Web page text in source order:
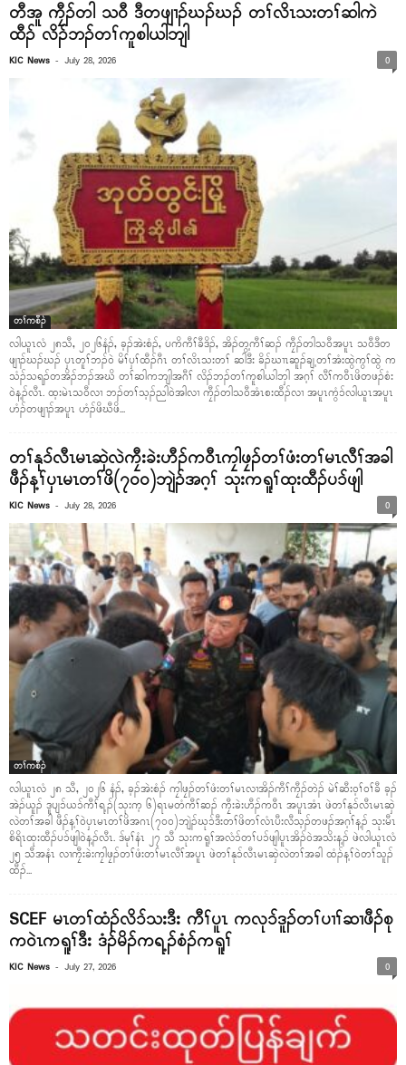
တီအူ ကၠီၣ်တါ သဝီ ဒီတဖျၢၣ်ဃၣ်ဃၣ် တၢ်လိၤသးတၢ်ဆါကဲ
ထီၣ် လိၣ်ဘၣ်တၢ်ကူစါယါဘျါ
KIC News - July 28, 2026 0
တၢ်ကစီၣ်
လါယူၤလံ ၂၈သီ, ၂၀၂၆နံၣ်, ခ့ၣ်အဲးစံၣ်, ပကိကီၢ်ခီဒိၣ်, အိၣ်တွ့ကီၢ်ဆၣ် ကၠီၣ်တါသဝီအပူၤ သဝီဒီတ
ဖျၢၣ်ဃၣ်ဃၣ် ပှၤတူၢ်ဘၣ်ဝဲ မိၢ်ပှၢ်ထီၣ်ဂီၤ တၢ်လိၤသးတၢ် ဆါဒီး ခိၣ်ဃၢၤဆူၣ်ချ့တၢ်အံးထွဲကွၢ်ထွဲ က
သံၣ်သရၣ်တအိၣ်ဘၣ်အဃိ တၢ်ဆါကဘျါအဂီၢ် လိၣ်ဘၣ်တၢ်ကူစါယါဘှါ အဂ့ၢ် လီၢ်ကဝီၤဖိတဖၣ်စံး
ဝဲန့ၣ်လီၤ. ထ့းမဲၤသဝီလၢ ဘၣ်တၢ်သ့ၣ်ညါဝဲအါလၢ ကၠီၣ်တါသဝီအံၤစးထီၣ်လၢ အပူၤကွံၥ်လါယူၤအပူၤ
ဟံၣ်တဖျၢၣ်အပူၤ ဟံၣ်ဖိဃီဖိ...
တၢ်နုၥ်လီၤမၤဆှဲလဲကၠီးခဲးဟီၣ်ကဝီၤကၠါဖၠၣ်တၢ်ဖံးတၢ်မၤလီၢ်အခါ
ဖီၣ်န့ၢ်ပှၤမၤတၢ်ဖိ(၇၀၀)ဘျဲၣ်အဂ့ၢ် သုးကရူၢ်ထုးထီၣ်ပၥ်ဖျါ
KIC News - July 28, 2026 0
တၢ်ကစီၣ်
လါယူၤလံ ၂၈ သီ, ၂၀၂၆ နံၣ်, ခ့ၣ်အဲးစံၣ် ကၠါဖၠၣ်တၢ်ဖံးတၢ်မၤလၢအိၣ်ကီၢ်ကၠီၣ်တဲၣ် မဲၢ်ဆီးဝ့ၢ်ဝၢ်ခီ ခ့ၣ်
အဲၣ်ယူၣ် ဒူပျၥ်ယၥ်ကီၢ်ရ့ၣ်(သုးက့ ၆)ရၤမတံကီၢ်ဆၣ် ကၠီးခဲးဟီၣ်ကဝီၤ အပူၤအံၤ ဖဲတၢ်နုၥ်လီၤမၤဆှဲ
လဲတၢ်အခါ ဖီၣ်န့ၢ်ဝဲပှၤမၤတၢ်ဖိအဂၤ(၇၀၀)ဘျဲၣ်ဃုၥ်ဒီးတၢ်ဖိတၢ်လံၤပီးလီသ့ၣ်တဖၣ်အဂ့ၢ်န့ၣ် သုးမီၤ
စိရိၤထုးထီၣ်ပၥ်ဖျါဝဲန့ၣ်လီၤ. ဒ်မုၢ်နံၤ ၂၇ သီ သုးကရူၢ်အလံၥ်တၢ်ပၥ်ဖျါပူၤအိၣ်ဝဲအသိးန့ၣ် ဖဲလါယူၤလံ
၂၅ သီအနံၤ လၢကၠီးခဲးကၠါဖၠၣ်တၢ်ဖံးတၢ်မၤလီၢ်အပူၤ ဖဲတၢ်နုၥ်လီၤမၤဆှဲလဲတၢ်အခါ ထံၣ်န့ၢ်ဝဲတၢ်သူၣ်
ထီၣ်...
SCEF မၤတၢ်ထံၣ်လိၥ်သးဒီး ကီၢ်ပူၤ ကလုၥ်ဒူၣ်တၢ်ပၢၢ်ဆၢဖီၣ်စု
ကဝဲၤကရူၢ်ဒီး ဒံၣ်မိၣ်ကရ့ၣ်စံၣ်ကရူၢ်
KIC News - July 27, 2026 0